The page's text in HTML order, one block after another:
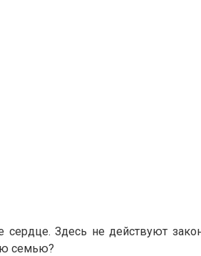
Здесь не действуют
семью?